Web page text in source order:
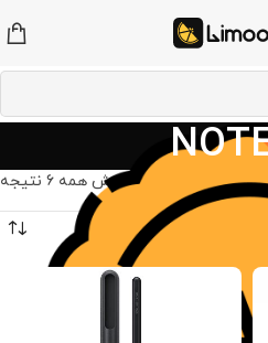
/
NOTE 20 نمایش همه 6 نتیجه